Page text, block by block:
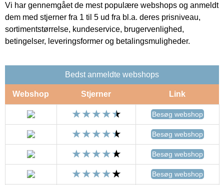
Vi har gennemgået de mest populære webshops og anmeldt
dem med stjerner fra 1 til 5 ud fra bl.a. deres prisniveau,
sortimentstørrelse, kundeservice, brugervenlighed,
betingelser, leveringsformer og betalingsmuligheder.
Bedst anmeldte webshops
Webshop Stjerner Link
Besøg webshop
Besøg webshop
Besøg webshop
Besøg webshop